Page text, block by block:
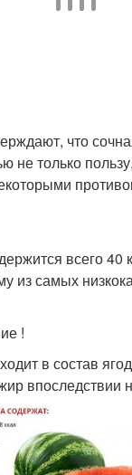
что
не только
всего 40
из самых
!
в состав
впоследствии